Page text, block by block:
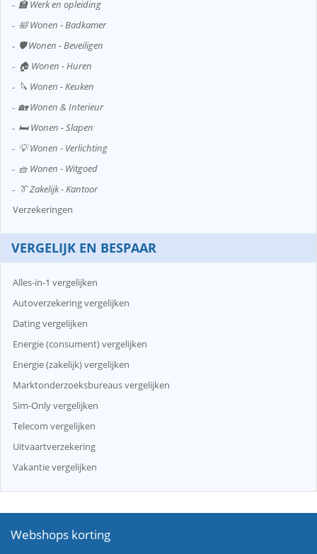
🏫 Werk en opleiding
🛀 Wonen - Badkamer
🛡️ Wonen - Beveiligen
🏠 Wonen - Huren
🔪 Wonen - Keuken
🏡 Wonen & Interieur
🛏️ Wonen - Slapen
💡 Wonen - Verlichting
🧺 Wonen - Witgoed
👔 Zakelijk - Kantoor
Verzekeringen
VERGELIJK EN BESPAAR
Alles-in-1 vergelijken
Autoverzekering vergelijken
Dating vergelijken
Energie (consument) vergelijken
Energie (zakelijk) vergelijken
Marktonderzoeksbureaus vergelijken
Sim-Only vergelijken
Telecom vergelijken
Uitvaartverzekering
Vakantie vergelijken
Webshops korting